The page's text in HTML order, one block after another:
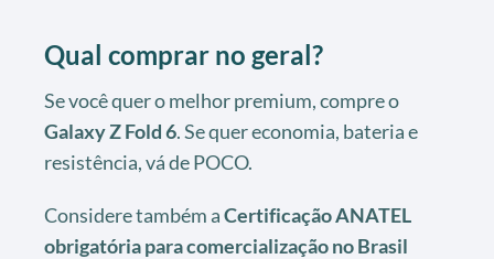
Qual comprar no geral?
Se você quer o melhor premium, compre o
Galaxy Z Fold 6. Se quer economia, bateria e
resistência, vá de POCO.
Considere também aCertificação ANATEL
obrigatória para comercialização no Brasil